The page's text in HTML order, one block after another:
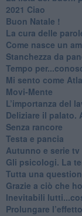
2021 Ciao
Buon Natale !
​La cura delle
​Come nasce un
Stanchezza da
​Tempo
​Mi sento come
​Movi-Mente
​L’importanza del
​Deliziare il palato.
​Senza rancore
​Testa e pancia
​Autunno e serie tv
​Gli psicologi. La
​Tutta una
​Grazie a ciò che
​Inevitabili
Prolungare